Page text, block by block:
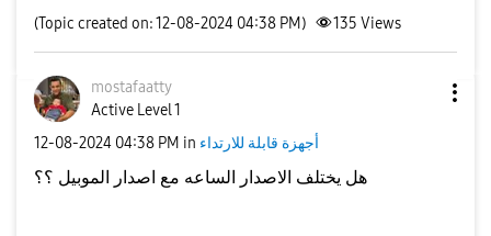
(Topic created on: 12-08-2024 04:38 PM) 135 Views
mostafaatty
Active Level 1
‎12-08-2024 04:38 PM in أجهزة قابلة للارتداء
هل يختلف الاصدار الساعه مع اصدار الموبيل ؟؟